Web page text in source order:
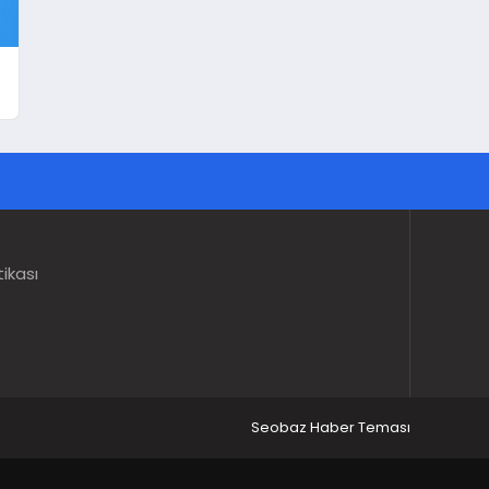
Seobaz Haber Teması